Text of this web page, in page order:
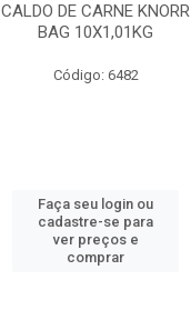
AMIDO DE MILHO MAIZENA
20X1KG
Código: 6492
Faça seu login ou
cadastre-se para
ver preços e
comprar